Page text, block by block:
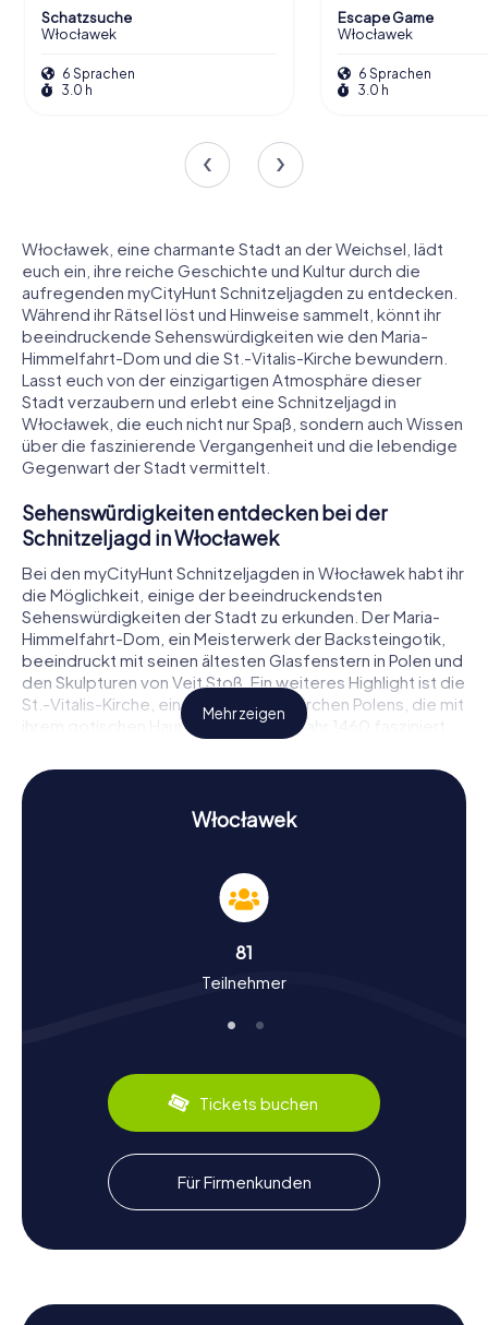
Schatzsuche
Włocławek
6 Sprachen
3.0 h
Escape Game
Włocławek
6 Sprachen
3.0 h
Włocławek, eine charmante Stadt an der Weichsel, lädt
euch ein, ihre reiche Geschichte und Kultur durch die
aufregenden myCityHunt Schnitzeljagden zu entdecken.
Während ihr Rätsel löst und Hinweise sammelt, könnt ihr
beeindruckende Sehenswürdigkeiten wie den Maria-
Himmelfahrt-Dom und die St.-Vitalis-Kirche bewundern.
Lasst euch von der einzigartigen Atmosphäre dieser
Stadt verzaubern und erlebt eine Schnitzeljagd in
Włocławek, die euch nicht nur Spaß, sondern auch Wissen
über die faszinierende Vergangenheit und die lebendige
Gegenwart der Stadt vermittelt.
Sehenswürdigkeiten entdecken bei der
Schnitzeljagd in Włocławek
Bei den myCityHunt Schnitzeljagden in Włocławek habt ihr
die Möglichkeit, einige der beeindruckendsten
Sehenswürdigkeiten der Stadt zu erkunden. Der Maria-
Himmelfahrt-Dom, ein Meisterwerk der Backsteingotik,
beeindruckt mit seinen ältesten Glasfenstern in Polen und
den Skulpturen von Veit Stoß. Ein weiteres Highlight ist die
St.-Vitalis-Kirche, eine der ältesten Kirchen Polens, die mit
ihrem gotischen Hauptaltar aus dem Jahr 1460 fasziniert.
spannende Rätsel, die euch von einer Sehenswürdigkeit
zur nächsten führen und euch die Geschichte dieser
beeindruckenden Bauwerke näherbringen.
Schnitzeljagd in Włocławek
Die myCityHunt Schnitzeljagden bieten euch die
Włocławek einzutauchen. Die Stadt, die im 11. Jahrhundert
gegründet wurde, hat eine bewegte Vergangenheit, die
schwedischen Invasion im 17. Jahrhundert reicht.
Getreidehandel und entwickelte sich im 19. Jahrhundert zu
einer Industriestadt. Heute könnt ihr bei einer
Schnitzeljagd in Włocławek mehr über diese historischen
Ereignisse erfahren und interessante Fakten entdecken,
wie die Geschichte der berühmten Fayencen- und
Porzellanproduktion. Lasst euch auch die kulinarischen
Spezialitäten der Region nicht entgehen, wie die
traditionellen polnischen Pierogi, die euren Besuch in
Włocławek abrunden.
Umgebung erkunden
Mehr zeigen
Włocławek
81
Teilnehmer
Tickets buchen
Für Firmenkunden